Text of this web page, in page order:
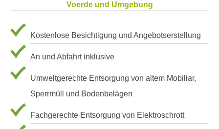
Voerde und Umgebung
Kostenlose Besichtigung und Angebotserstellung
An und Abfahrt inklusive
Umweltgerechte Entsorgung von altem Mobiliar,
Sperrmüll und Bodenbelägen
Fachgerechte Entsorgung von Elektroschrott